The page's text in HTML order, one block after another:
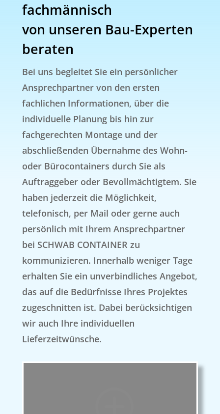
fachmännisch
von unseren Bau-Experten
beraten
Bei uns begleitet Sie ein persönlicher
Ansprechpartner von den ersten
fachlichen Informationen, über die
individuelle Planung bis hin zur
fachgerechten Montage und der
abschließenden Übernahme des Wohn-
oder Bürocontainers durch Sie als
Auftraggeber oder Bevollmächtigtem. Sie
haben jederzeit die Möglichkeit,
telefonisch, per Mail oder gerne auch
persönlich mit Ihrem Ansprechpartner
bei SCHWAB CONTAINER zu
kommunizieren. Innerhalb weniger Tage
erhalten Sie ein unverbindliches Angebot,
das auf die Bedürfnisse Ihres Projektes
zugeschnitten ist. Dabei berücksichtigen
wir auch Ihre individuellen
Lieferzeitwünsche.